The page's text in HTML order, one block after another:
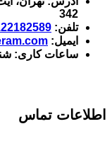
342
تلفن:
ایمیل:
ساعات کاری: شنبه تا
اطلاعات تماس